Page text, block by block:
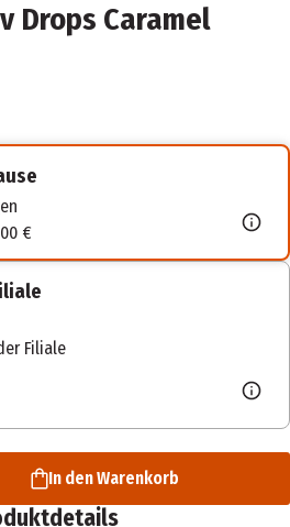
Drops Caramel
€
Filiale
In den Warenkorb